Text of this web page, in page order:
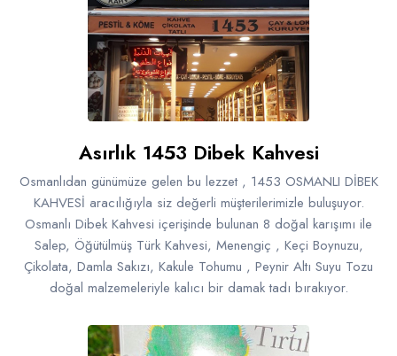
Asırlık 1453 Dibek Kahvesi
Osmanlıdan günümüze gelen bu lezzet , 1453 OSMANLI DİBEK
KAHVESİ aracılığıyla siz değerli müşterilerimizle buluşuyor.
Osmanlı Dibek Kahvesi içerişinde bulunan 8 doğal karışımı ile
Salep, Öğütülmüş Türk Kahvesi, Menengiç , Keçi Boynuzu,
Çikolata, Damla Sakızı, Kakule Tohumu , Peynir Altı Suyu Tozu
doğal malzemeleriyle kalıcı bir damak tadı bırakıyor.